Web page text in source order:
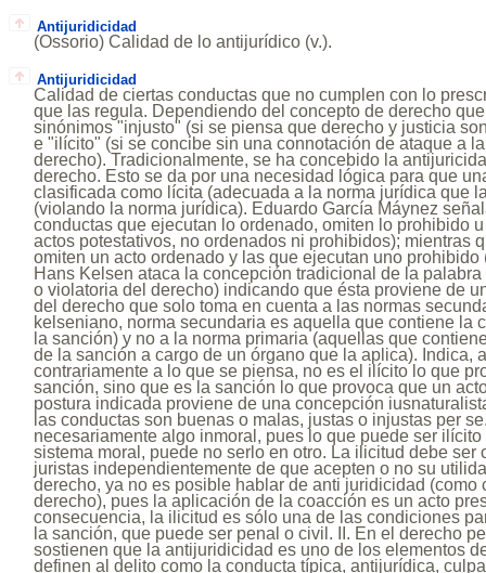
Antijuridicidad
(Ossorio) Calidad de lo antijurídico (v.).
Antijuridicidad
Calidad de ciertas conductas que no cumplen con lo
que las regula. Dependiendo del concepto de derecho
sinónimos "injusto" (si se piensa que derecho y justicia
e "ilícito" (si se concibe sin una connotación de ataque a
derecho). Tradicionalmente, se ha concebido la
derecho. Esto se da por una necesidad lógica para que
clasificada como lícita (adecuada a la norma jurídica que
(violando la norma jurídica). Eduardo García Máynez
conductas que ejecutan lo ordenado, omiten lo prohibido
actos potestativos, no ordenados ni prohibidos); mientras
omiten un acto ordenado y las que ejecutan uno prohibido
Hans Kelsen ataca la concepción tradicional de la
o violatoria del derecho) indicando que ésta proviene de
del derecho que solo toma en cuenta a las normas
kelseniano, norma secundaria es aquella que contiene la
la sanción) y no a la norma primaria (aquellas que
de la sanción a cargo de un órgano que la aplica). Indica,
contrariamente a lo que se piensa, no es el ilícito lo que
sanción, sino que es la sanción lo que provoca que un
postura indicada proviene de una concepción
las conductas son buenas o malas, justas o injustas per
necesariamente algo inmoral, pues lo que puede ser
sistema moral, puede no serlo en otro. La ilicitud debe ser
juristas independientemente de que acepten o no su
derecho, ya no es posible hablar de anti juridicidad (como
derecho), pues la aplicación de la coacción es un acto
consecuencia, la ilicitud es sólo una de las condiciones
la sanción, que puede ser penal o civil. II. En el derecho
sostienen que la antijuridicidad es uno de los elementos
definen al delito como la conducta típica, antijurídica,